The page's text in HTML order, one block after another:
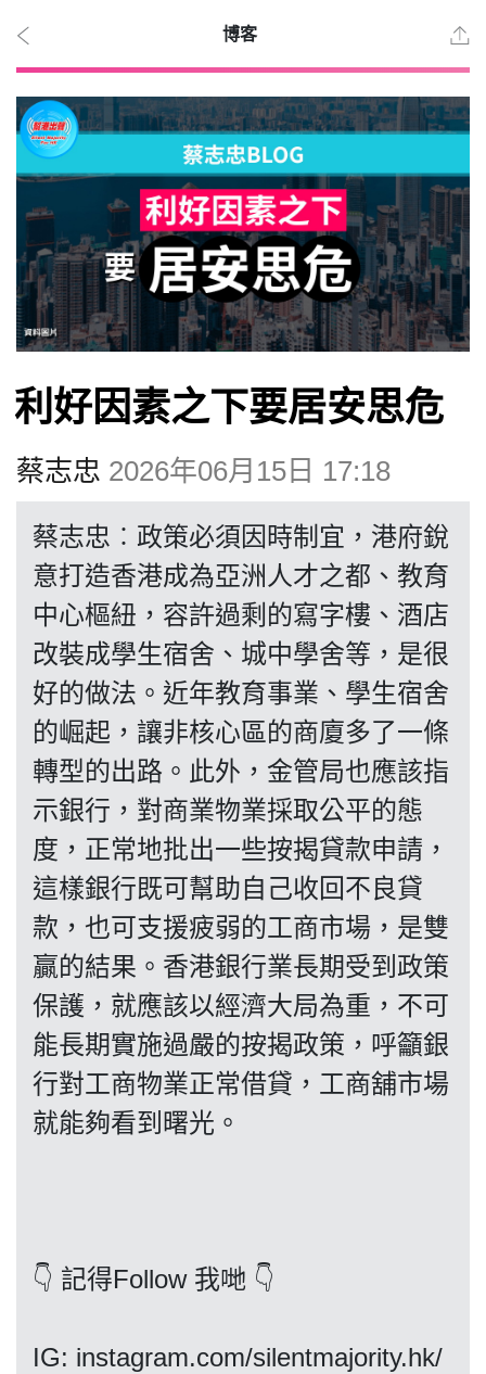
2026
年 8
月 7
日
時事
觀點
博客
投票
視頻
昔日
系列
活動
關於我們
我們的立場
登記支持
博客
利好因素之下要居安思危
蔡志忠 2026年06月15日 17:18
蔡志忠︰政策必須因時制宜，港府銳
意打造香港成為亞洲人才之都、教育
中心樞紐，容許過剩的寫字樓、酒店
改裝成學生宿舍、城中學舍等，是很
好的做法。近年教育事業、學生宿舍
的崛起，讓非核心區的商廈多了一條
轉型的出路。此外，金管局也應該指
示銀行，對商業物業採取公平的態
度，正常地批出一些按揭貸款申請，
這樣銀行既可幫助自己收回不良貸
款，也可支援疲弱的工商市場，是雙
贏的結果。香港銀行業長期受到政策
保護，就應該以經濟大局為重，不可
能長期實施過嚴的按揭政策，呼籲銀
行對工商物業正常借貸，工商舖市場
就能夠看到曙光。
👇 記得Follow 我哋 👇
IG: instagram.com/silentmajority.hk/